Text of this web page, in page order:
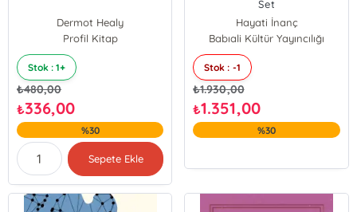
Dermot Healy
Profil Kitap
Stok : 1+
₺480,00
₺336,00
%30
Sepete Ekle
Set
Hayati İnanç
Babıali Kültür Yayıncılığı
Stok : -1
₺1.930,00
₺1.351,00
%30